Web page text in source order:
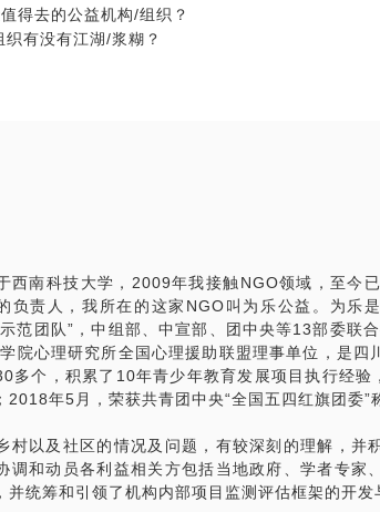
得去的公益机构/组织？
有没有江湖/浆糊？
是公益机构最想要的？
为自己考虑，未来的发展空间如何？
业，要做什么准备，取得更好的发展？ 投身公益
业的负责人，我可以与你分享： 公益和慈善有
品牌形象？ 怎样通过公益行动塑造企业文化和员
可以一起聊聊： 谁是组织的用户？ 怎样梳理组
不用高薪驱动，公益组织的员工怎么管？
西南科技大学，2009年我接触NGO领域，至今
负责人，我所在的这家NGO叫为乐公益。为乐
范团队”，中组部、中宣部、团中央等13部委联
院心理研究所全国心理援助联盟理事单位，是四
多个，积累了10年青少年教育发展项目执行经验
2018年5月，荣获共青团中央“全国五四红旗团委”
村以及社区的情况及问题，有较深刻的理解，并
调和动员各利益相关方包括当地政府、学者专家
并统筹和引领了机构内部项目监测评估框架的开发